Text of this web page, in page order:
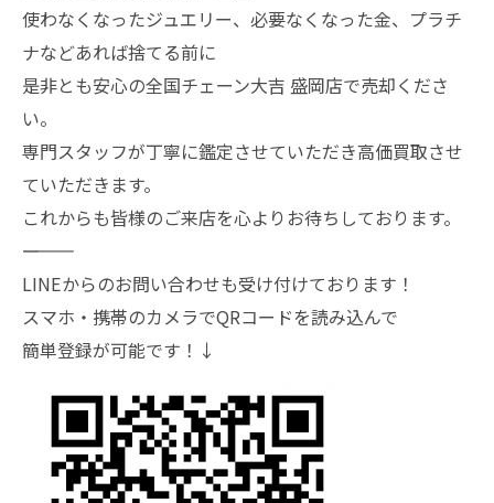
使わなくなったジュエリー、必要なくなった金、プラチ
ナなどあれば捨てる前に
是非とも安心の全国チェーン大吉 盛岡店で売却くださ
い。
専門スタッフが丁寧に鑑定させていただき高価買取させ
ていただきます。
これからも皆様のご来店を心よりお待ちしております。
―――――――
LINEからのお問い合わせも受け付けております！
スマホ・携帯のカメラでQRコードを読み込んで
簡単登録が可能です！↓